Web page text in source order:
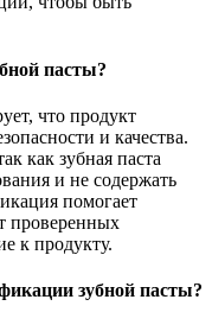
пасты?
что продукт
и качества.
как зубная паста
и не содержать
помогает
проверенных
к продукту.
зубной пасты?